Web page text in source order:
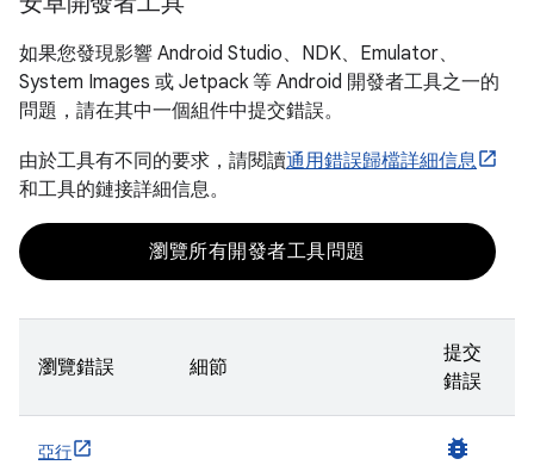
如果您發現影響 Android Studio、NDK、Emulator、
System Images 或 Jetpack 等 Android 開發者工具之一的
問題，請在其中一個組件中提交錯誤。
由於工具有不同的要求，請閱讀通用錯誤歸檔詳細信息
和工具的鏈接詳細信息。
瀏覽所有開發者工具問題
瀏覽錯誤 細節
提交
錯誤
亞行 bug_report